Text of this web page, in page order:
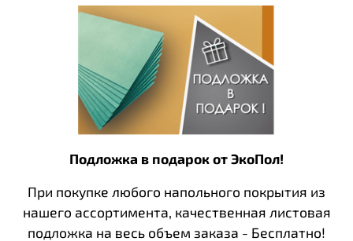
Подложка в подарок от ЭкоПол!
При покупке любого напольного покрытия из
нашего ассортимента, качественная листовая
подложка на весь объем заказа - Бесплатно!